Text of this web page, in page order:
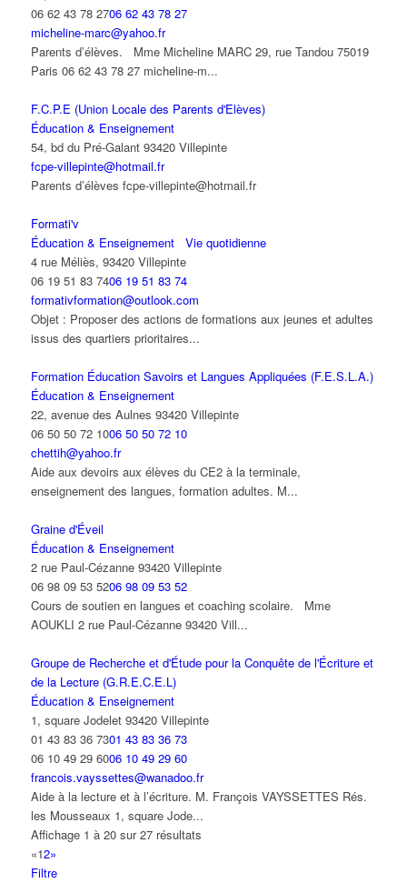
06 62 43 78 2706 62 43 78 27
micheline-marc@yahoo.fr
Parents d’élèves. Mme Micheline MARC 29, rue Tandou 75019
Paris 06 62 43 78 27 micheline-m...
F.C.P.E (Union Locale des Parents d'Elèves)
Éducation & Enseignement
54, bd du Pré-Galant 93420 Villepinte
fcpe-villepinte@hotmail.fr
Parents d’élèves fcpe-villepinte@hotmail.fr
Formati'v
Éducation & Enseignement
Vie quotidienne
4 rue Méliès, 93420 Villepinte
06 19 51 83 7406 19 51 83 74
formativformation@outlook.com
Objet : Proposer des actions de formations aux jeunes et adultes
issus des quartiers prioritaires...
Formation Éducation Savoirs et Langues Appliquées (F.E.S.L.A.)
Éducation & Enseignement
22, avenue des Aulnes 93420 Villepinte
06 50 50 72 1006 50 50 72 10
chettih@yahoo.fr
Aide aux devoirs aux élèves du CE2 à la terminale,
enseignement des langues, formation adultes. M...
Graine d'Éveil
Éducation & Enseignement
2 rue Paul-Cézanne 93420 Villepinte
06 98 09 53 5206 98 09 53 52
Cours de soutien en langues et coaching scolaire. Mme
AOUKLI 2 rue Paul-Cézanne 93420 Vill...
Groupe de Recherche et d'Étude pour la Conquête de l'Écriture et
de la Lecture (G.R.E.C.E.L)
Éducation & Enseignement
1, square Jodelet 93420 Villepinte
01 43 83 36 7301 43 83 36 73
06 10 49 29 6006 10 49 29 60
francois.vayssettes@wanadoo.fr
Aide à la lecture et à l’écriture. M. François VAYSSETTES Rés.
les Mousseaux 1, square Jode...
Affichage 1 à 20 sur 27 résultats
«12»
Filtre